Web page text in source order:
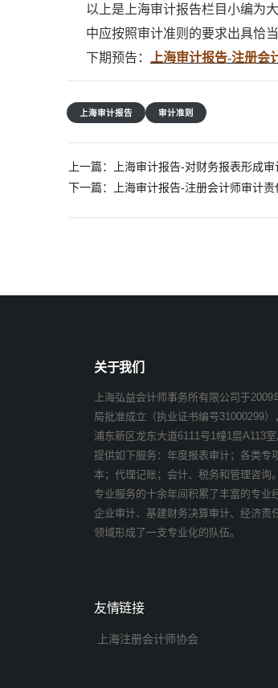
以上是上海审计报告栏目小编为
中应按照审计准则的要求出具恰当
下期预告：
上海审计报告-注册会
上海审计报告 审计准则
章
上一篇：
上海审计报告-对财务报表形成
下一篇：
上海审计报告-注册会计师审计
关于我们
上海弘益会计师事务所有限公司于
局批准成立（执业证书编号31000299
浦东新区龙东大道6111号1幢1层A113
提供如下服务：年度报表审计；各类专
本；代理记账；会计、税务和管理咨询
专业服务的十余年间积累了丰富的专业
企业审计、基建财务决算审计、经济责
领域形成了一支专业化的队伍。
友情链接
上海注册会计师协会